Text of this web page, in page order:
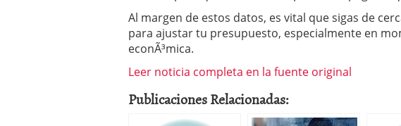
Al margen de estos datos, es vital que sigas de
para ajustar tu presupuesto, especialmente en
econÃ³mica.
Leer noticia completa en la fuente original
Publicaciones Relacionadas: